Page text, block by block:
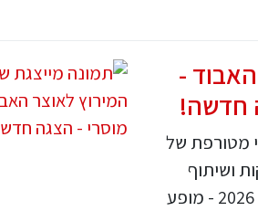
האבוד -
חדשה!
מטורפת של
ושיתוף
פעולה עם הקהל במירוץ מסחרר נגד הזמן. קיץ 2026 - מופע